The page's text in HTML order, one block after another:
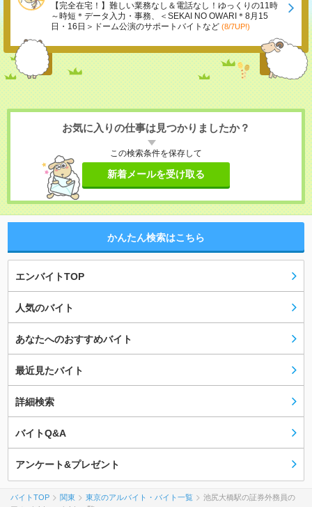
【完全在宅！】難しい業務なし＆電話なし！ゆっくりの11時
～時短＊データ入力・事務、＜SEKAI NO OWARI＊8月15
日・16日＞ドーム公演のサポートバイトなど (8/7UP!)
お気に入りの仕事は見つかりましたか？
この検索条件を保存して
新着メールを受け取る
かんたん検索はこちら
エンバイトTOP
人気のバイト
あなたへのおすすめバイト
最近見たバイト
詳細検索
バイトQ&A
アンケート&プレゼント
バイトTOP 関東 東京のアルバイト・バイト一覧
池尻大橋駅の証券外務員の